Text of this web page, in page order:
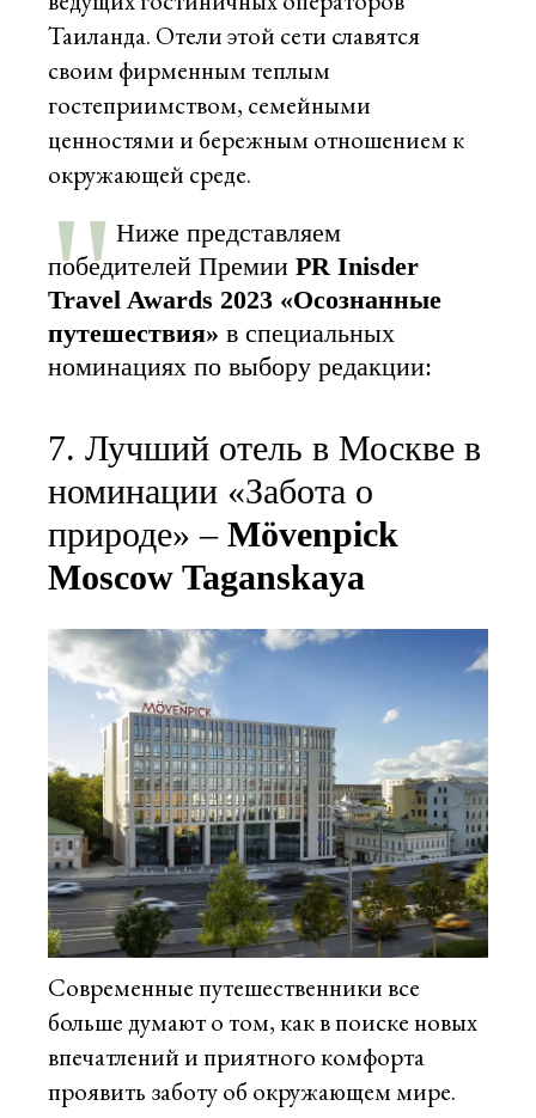
Таиланда. Отели этой сети славятся
своим фирменным теплым
гостеприимством, семейными
ценностями и бережным отношением к
окружающей среде.
Ниже представляем
победителей ПремииPR Inisder
Travel Awards 2023 «‎Осознанные
путешествия» в специальных
номинациях по выбору редакции:
7. Лучший отель в Москве в
номинации «Забота о
природе» –Mövenpick
Moscow Taganskaya
Современные путешественники все
больше думают о том, как в поиске новых
впечатлений и приятного комфорта
проявить заботу об окружающем мире.